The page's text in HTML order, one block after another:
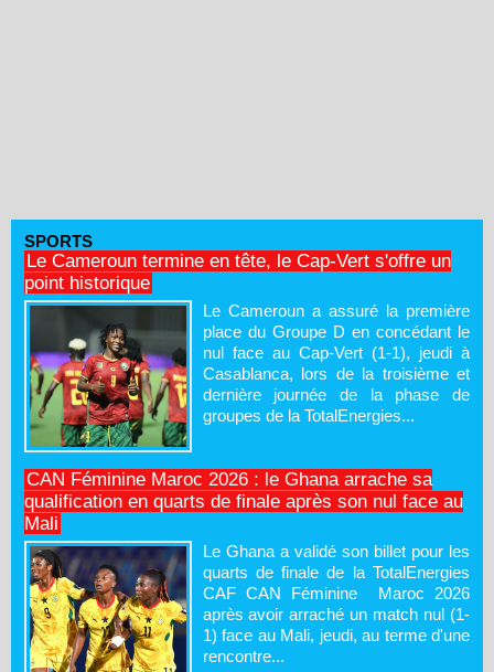
SPORTS
Le Cameroun termine en tête, le Cap-Vert s'offre un
point historique
Le Cameroun a assuré la première
place du Groupe D en concédant le
nul face au Cap-Vert (1-1), jeudi à
Casablanca, lors de la troisième et
dernière journée de la phase de
groupes de la TotalEnergies...
CAN Féminine Maroc 2026 : le Ghana arrache sa
qualification en quarts de finale après son nul face au
Mali
Le Ghana a validé son billet pour les
quarts de finale de la TotalEnergies
CAF CAN Féminine Maroc 2026
après avoir arraché un match nul (1-
1) face au Mali, jeudi, au terme d'une
rencontre...